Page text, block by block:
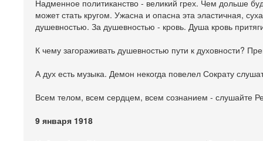
Надменное политиканство - великий грех. Чем дольше
может стать кругом. Ужасна и опасна эта эластичная,
душевностью. За душевностью - кровь. Душа кровь
К чему загораживать душевностью пути к духовности?
А дух есть музыка. Демон некогда повелел Сократу
Всем телом, всем сердцем, всем сознанием - слушайте
9 января 1918